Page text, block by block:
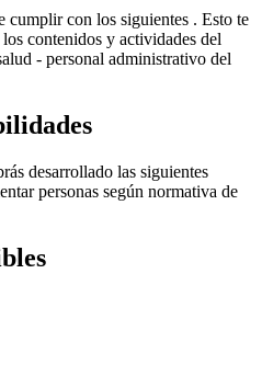
cumplir con los siguientes . Esto te
contenidos y actividades del
- personal administrativo del
desarrollado las siguientes
personas según normativa de